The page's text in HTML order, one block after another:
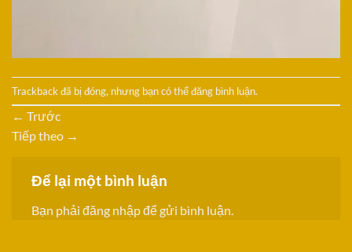
Trackback đã bị đóng, nhưng bạn có thểđăng bình luận.
← Trước
Tiếp theo →
Để lại một bình luận
Bạn phải đăng nhậpđể gửi bình luận.